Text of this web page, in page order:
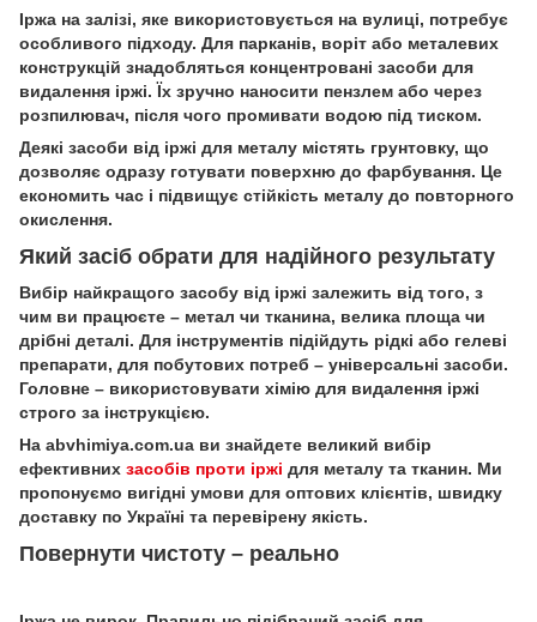
Іржа на залізі, яке використовується на вулиці, потребує
особливого підходу. Для парканів, воріт або металевих
конструкцій знадобляться концентровані засоби для
видалення іржі. Їх зручно наносити пензлем або через
розпилювач, після чого промивати водою під тиском.
Деякі засоби від іржі для металу містять грунтовку, що
дозволяє одразу готувати поверхню до фарбування. Це
економить час і підвищує стійкість металу до повторного
окислення.
Який засіб обрати для надійного результату
Вибір найкращого засобу від іржі залежить від того, з
чим ви працюєте – метал чи тканина, велика площа чи
дрібні деталі. Для інструментів підійдуть рідкі або гелеві
препарати, для побутових потреб – універсальні засоби.
Головне – використовувати хімію для видалення іржі
строго за інструкцією.
На abvhimiya.com.ua ви знайдете великий вибір
ефективних засобів проти іржі для металу та тканин. Ми
пропонуємо вигідні умови для оптових клієнтів, швидку
доставку по Україні та перевірену якість.
Повернути чистоту – реально